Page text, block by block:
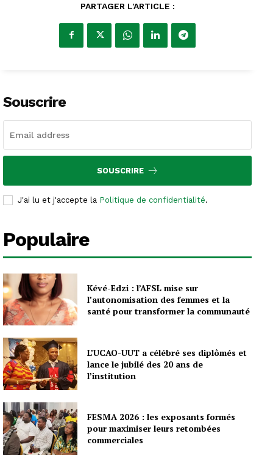
PARTAGER L'ARTICLE :
Souscrire
SOUSCRIRE
J'ai lu et j'accepte la Politique de confidentialité.
Populaire
Kévé-Edzi : l’AFSL mise sur
l’autonomisation des femmes et la
santé pour transformer la communauté
L’UCAO-UUT a célébré ses diplômés et
lance le jubilé des 20 ans de
l’institution
FESMA 2026 : les exposants formés
pour maximiser leurs retombées
commerciales